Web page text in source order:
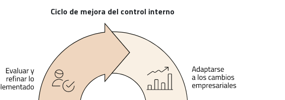
Ciclo de mejora del control interno